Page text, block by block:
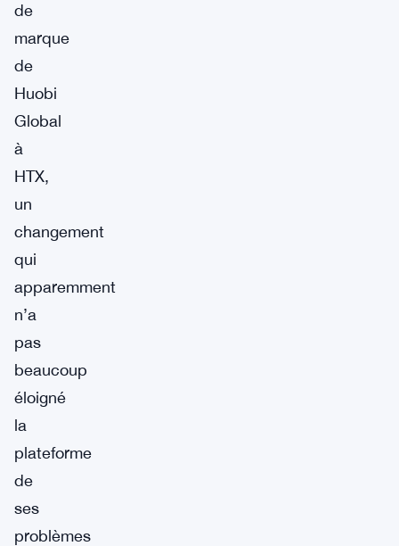
de
marque
de
Huobi
Global
à
HTX,
un
changement
qui
apparemment
n’a
pas
beaucoup
éloigné
la
plateforme
de
ses
problèmes